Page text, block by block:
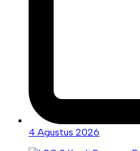
4 Agustus 2026